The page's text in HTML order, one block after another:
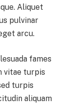
Aliquet
pulvinar
arcu.
fames
vitae turpis
turpis
aliquam